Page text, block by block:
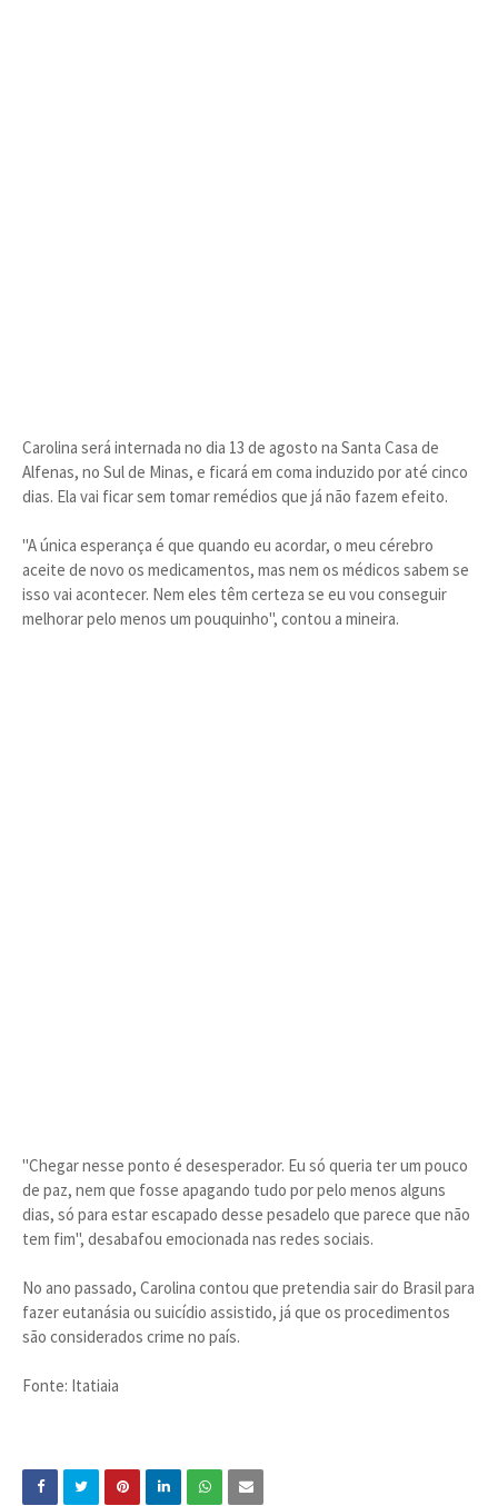
Carolina será internada no dia 13 de agosto na Santa Casa de
Alfenas, no Sul de Minas, e ficará em coma induzido por até cinco
dias. Ela vai ficar sem tomar remédios que já não fazem efeito.
"A única esperança é que quando eu acordar, o meu cérebro
aceite de novo os medicamentos, mas nem os médicos sabem se
isso vai acontecer. Nem eles têm certeza se eu vou conseguir
melhorar pelo menos um pouquinho", contou a mineira.
"Chegar nesse ponto é desesperador. Eu só queria ter um pouco
de paz, nem que fosse apagando tudo por pelo menos alguns
dias, só para estar escapado desse pesadelo que parece que não
tem fim", desabafou emocionada nas redes sociais.
No ano passado, Carolina contou que pretendia sair do Brasil para
fazer eutanásia ou suicídio assistido, já que os procedimentos
são considerados crime no país.
Fonte: Itatiaia